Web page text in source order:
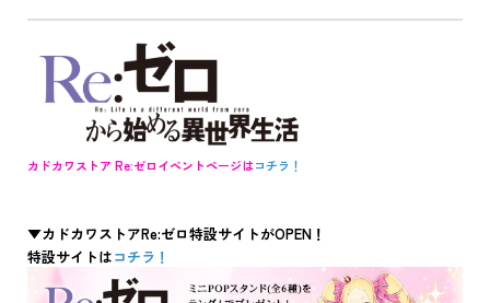
カドカワストア Re:ゼロイベントページはコチラ！
▼カドカワストアRe:ゼロ特設サイトがOPEN！
特設サイトはコチラ！